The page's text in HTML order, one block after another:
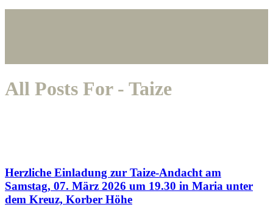
All Posts For - Taize
Herzliche Einladung zur Taize-Andacht am
Samstag, 07. März 2026 um 19.30 in Maria unter
dem Kreuz, Korber Höhe